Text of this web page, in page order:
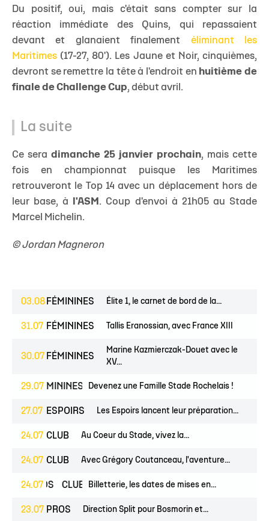
Du positif, oui, mais c'était sans compter sur la
réaction immédiate des Quins, qui repassaient
devant et glanaient finalement éliminant les
Maritimes (17-27, 80'). Les Jaune et Noir, cinquièmes,
devront se remettre la tête à l'endroit en huitième de
finale de Challenge Cup, début avril.
La suite
Ce sera dimanche 25 janvier prochain, mais cette
fois en championnat puisque les Maritimes
retrouveront le Top 14 avec un déplacement hors de
leur base, à
l'ASM . Coup d'envoi à 21h05 au Stade
Marcel Michelin.
© Jordan Magneron
03.08 FÉMININES Élite 1, le carnet de bord de la...
31.07 FÉMININES Tallis Eranossian, avec France XIII
30.07 FÉMININES
Marine Kazmierczak-Douet avec le
XV...
29.07
FÉMININES CLUBDevenez une Famille Stade Rochelais !
27.07 ESPOIRS Les Espoirs lancent leur préparation...
24.07 CLUB Au Coeur du Stade, vivez la...
24.07 CLUB Avec Grégory Coutanceau, l'aventure...
24.07
PROS CLUB Billetterie, les dates de mises en...
23.07 PROS Direction Split pour Bosmorin et...